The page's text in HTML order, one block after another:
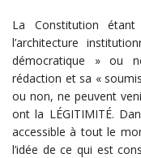
La Constitution
l’architecture
démocratique » ou
rédaction et sa «
ou non, ne peuvent
ont la LÉGITIMITÉ.
accessible à tout le
l’idée de ce qui est